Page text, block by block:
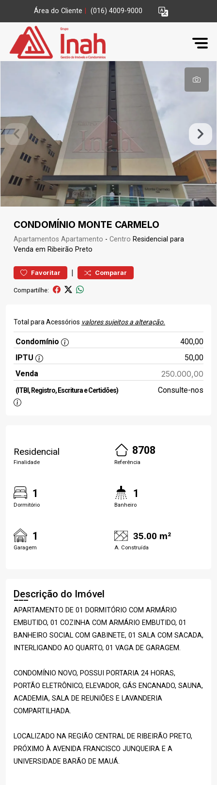
Área do Cliente (016) 4009-9000
CONDOMÍNIO MONTE CARMELO
Apartamentos Apartamento - Centro Residencial para
Venda em Ribeirão Preto
Favoritar | Comparar
Compartilhe:
Total para Acessórios valores sujeitos a alteração.
Condomínio
400,00
IPTU
50,00
Venda
250.000,00
(ITBI, Registro, Escritura e Certidões) Consulte-nos
Residencial
Finalidade
8708
Referência
1
Dormitório
1
Banheiro
1
Garagem
35.00 m²
A. Construída
Descrição do Imóvel
APARTAMENTO DE 01 DORMITÓRIO COM ARMÁRIO
EMBUTIDO, 01 COZINHA COM ARMÁRIO EMBUTIDO, 01
BANHEIRO SOCIAL COM GABINETE, 01 SALA COM SACADA,
INTERLIGANDO AO QUARTO, 01 VAGA DE GARAGEM.
CONDOMÍNIO NOVO, POSSUI PORTARIA 24 HORAS,
PORTÃO ELETRÔNICO, ELEVADOR, GÁS ENCANADO, SAUNA,
ACADEMIA, SALA DE REUNIÕES E LAVANDERIA
COMPARTILHADA.
LOCALIZADO NA REGIÃO CENTRAL DE RIBEIRÃO PRETO,
PRÓXIMO À AVENIDA FRANCISCO JUNQUEIRA E A
UNIVERSIDADE BARÃO DE MAUÁ.